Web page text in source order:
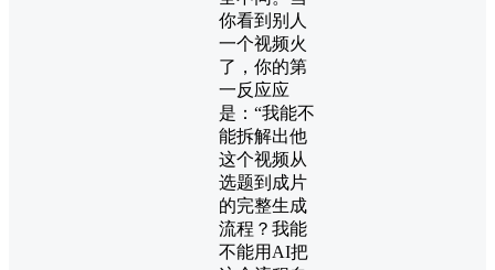
你看到别人
一个视频火
了，你的第
一反应应
是：“我能不
能拆解出他
这个视频从
选题到成片
的完整生成
流程？我能
不能用AI把